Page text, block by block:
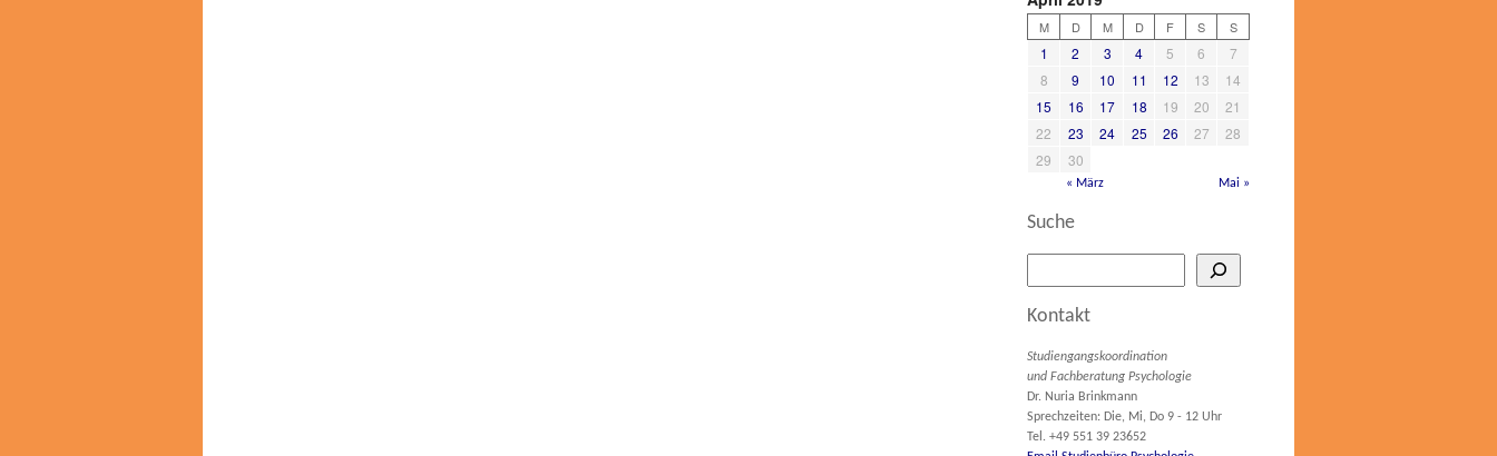
M D M D F S S
1 2 3 4 5 6
7
8
9 10 11 12 13
14
15
16 17 18 19 20
21
22
23 24 25 26 27
28
29
30
« März Mai »
Suche
Kontakt
Studiengangskoordination
und Fachberatung Psychologie
Dr. Nuria Brinkmann
Sprechzeiten: Die, Mi, Do 9 - 12 Uhr
Tel. +49 551 39 23652